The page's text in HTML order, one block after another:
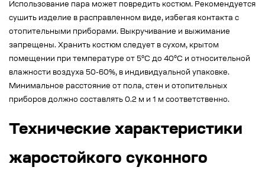
Использование пара может повредить костюм. Рекомендуется
сушить изделие в расправленном виде, избегая контакта с
отопительными приборами. Выкручивание и выжимание
запрещены. Хранить костюм следует в сухом, крытом
помещении при температуре от 5°С до 40°С и относительной
влажности воздуха 50-60%, в индивидуальной упаковке.
Минимальное расстояние от пола, стен и отопительных
приборов должно составлять 0.2 м и 1 м соответственно.
Технические характеристики
жаростойкого суконного